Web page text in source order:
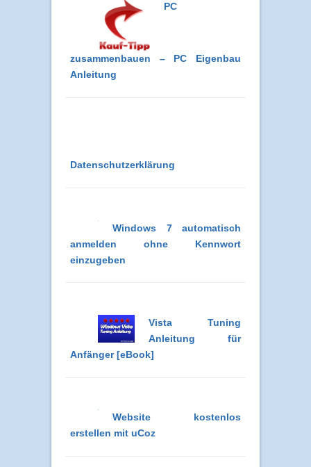
PC
zusammenbauen – PC Eigenbau
Anleitung
Datenschutzerklärung
Windows 7 automatisch
anmelden ohne Kennwort
einzugeben
Vista Tuning
Anleitung für
Anfänger [eBook]
Website kostenlos
erstellen mit uCoz